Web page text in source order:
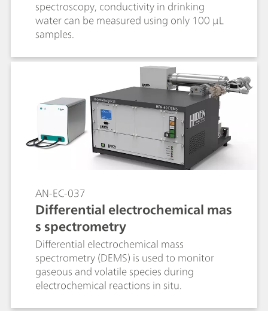
spectroscopy, conductivity in drinking
water can be measured using only 100 µL
samples.
AN-EC-037
Differential electrochemical mas
s spectrometry
Differential electrochemical mass
spectrometry (DEMS) is used to monitor
gaseous and volatile species during
electrochemical reactions in situ.